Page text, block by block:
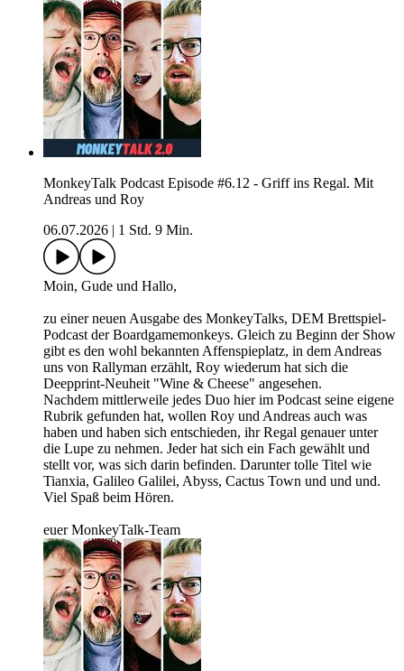
MonkeyTalk Podcast Episode #6.12 - Griff ins Regal. Mit
Andreas und Roy
06.07.2026
1 Std. 9 Min.
Moin, Gude und Hallo,
zu einer neuen Ausgabe des MonkeyTalks, DEM Brettspiel-
Podcast der Boardgamemonkeys. Gleich zu Beginn der Show
gibt es den wohl bekannten Affenspieplatz, in dem Andreas
uns von Rallyman erzählt, Roy wiederum hat sich die
Deepprint-Neuheit "Wine & Cheese" angesehen.
Nachdem mittlerweile jedes Duo hier im Podcast seine eigene
Rubrik gefunden hat, wollen Roy und Andreas auch was
haben und haben sich entschieden, ihr Regal genauer unter
die Lupe zu nehmen. Jeder hat sich ein Fach gewählt und
stellt vor, was sich darin befinden. Darunter tolle Titel wie
Tianxia, Galileo Galilei, Abyss, Cactus Town und und und.
Viel Spaß beim Hören.
euer MonkeyTalk-Team